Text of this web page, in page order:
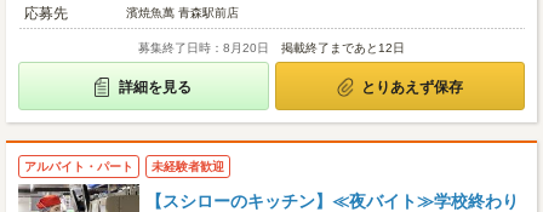
応募先
濱焼魚萬 青森駅前店
募集終了日時：8月20日 掲載終了まであと12日
詳細を見る とりあえず保存
アルバイト・パート 未経験者歓迎
【スシローのキッチン】≪夜バイト≫学校終わり